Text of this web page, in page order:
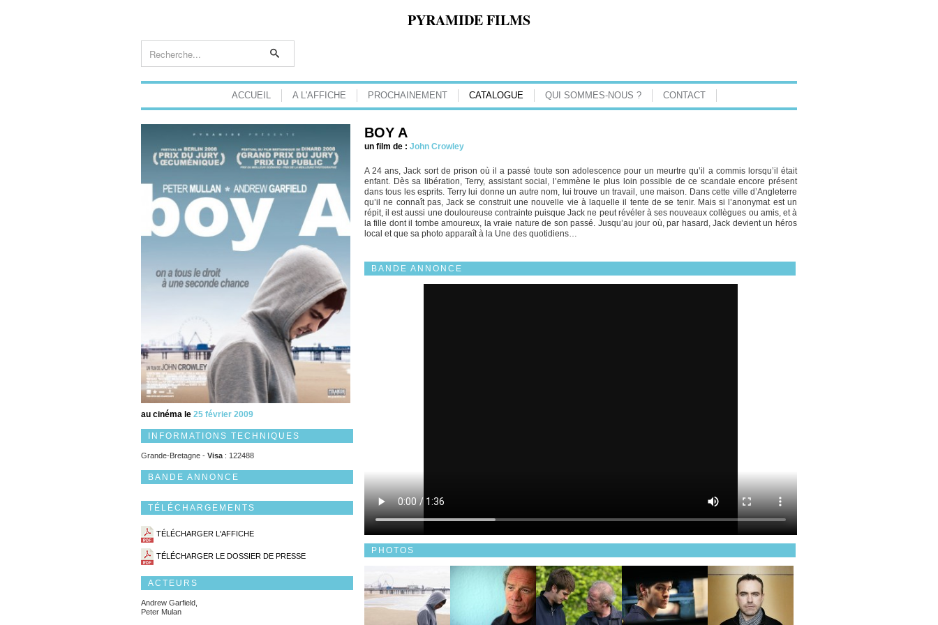
PYRAMIDE FILMS
ACCUEIL A L'AFFICHE PROCHAINEMENT CATALOGUE QUI SOMMES-NOUS ? CONTACT
au cinéma le 25 février 2009
INFORMATIONS TECHNIQUES
Grande-Bretagne - Visa : 122488
BANDE ANNONCE
TÉLÉCHARGEMENTS
TÉLÉCHARGER L'AFFICHE
TÉLÉCHARGER LE DOSSIER DE PRESSE
ACTEURS
Andrew Garfield,
Peter Mulan
BOY A
un film de : John Crowley
A 24 ans, Jack sort de prison où il a passé toute son adolescence pour un meurtre qu’il a commis lorsqu’il était
enfant. Dès sa libération, Terry, assistant social, l’emmène le plus loin possible de ce scandale encore présent
dans tous les esprits. Terry lui donne un autre nom, lui trouve un travail, une maison. Dans cette ville d’Angleterre
qu’il ne connaît pas, Jack se construit une nouvelle vie à laquelle il tente de se tenir. Mais si l’anonymat est un
répit, il est aussi une douloureuse contrainte puisque Jack ne peut révéler à ses nouveaux collègues ou amis, et à
la fille dont il tombe amoureux, la vraie nature de son passé. Jusqu’au jour où, par hasard, Jack devient un héros
local et que sa photo apparaît à la Une des quotidiens…
BANDE ANNONCE
PHOTOS